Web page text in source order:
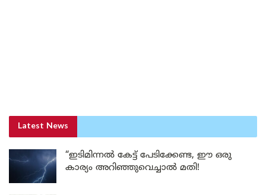
Latest News
“ഇടിമിന്നൽ കേട്ട് പേടിക്കേണ്ട, ഈ ഒരു
കാര്യം അറിഞ്ഞുവെച്ചാൽ മതി!